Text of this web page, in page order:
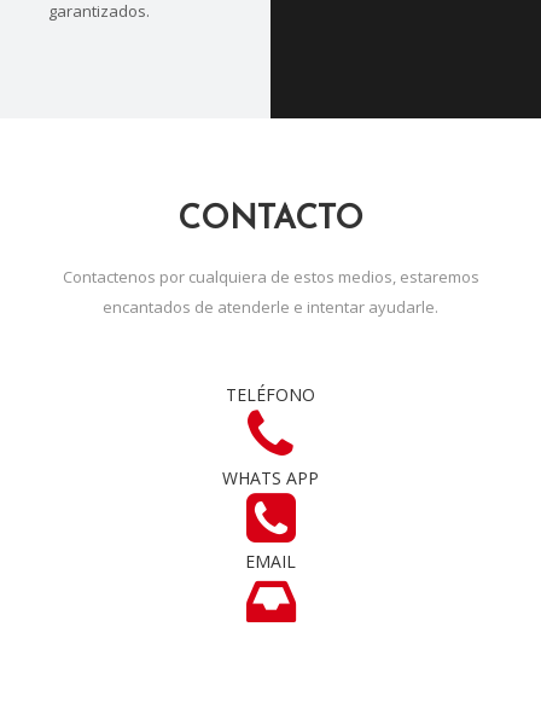
garantizados.
CONTACTO
Contactenos por cualquiera de estos medios, estaremos
encantados de atenderle e intentar ayudarle.
TELÉFONO
WHATS APP
EMAIL